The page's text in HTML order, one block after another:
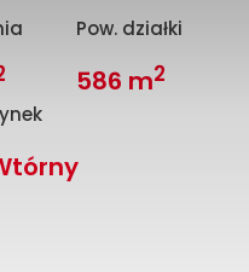
Pow. działki
586 m2